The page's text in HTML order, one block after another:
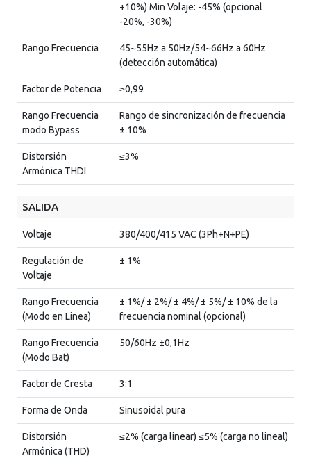
+10%) Min Volaje: -45% (opcional
-20%, -30%)
Rango Frecuencia
45~55Hz a 50Hz/54~66Hz a 60Hz
(detección automática)
Factor de Potencia ≥0,99
Rango Frecuencia
modo Bypass
Rango de sincronización de frecuencia
± 10%
Distorsión
Armónica THDI
≤3%
SALIDA
Voltaje 380/400/415 VAC (3Ph+N+PE)
Regulación de
Voltaje
± 1%
Rango Frecuencia
(Modo en Linea)
± 1%/ ± 2%/ ± 4%/ ± 5%/ ± 10% de la
frecuencia nominal (opcional)
Rango Frecuencia
(Modo Bat)
50/60Hz ±0,1Hz
Factor de Cresta 3:1
Forma de Onda Sinusoidal pura
Distorsión
Armónica (THD)
≤2% (carga linear) ≤5% (carga no lineal)